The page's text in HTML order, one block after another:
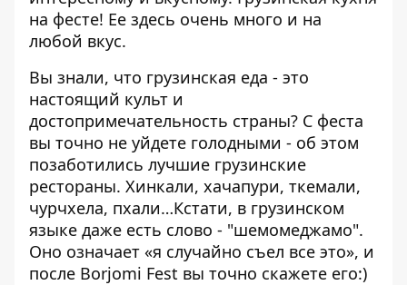
на фесте! Ее здесь очень много и на
любой вкус.
Вы знали, что грузинская еда - это
настоящий культ и
достопримечательность страны? С феста
вы точно не уйдете голодными - об этом
позаботились лучшие грузинские
рестораны. Хинкали, хачапури, ткемали,
чурчхела, пхали…Кстати, в грузинском
языке даже есть слово - "шемомеджамо".
Оно означает «я случайно съел все это», и
после Borjomi Fest вы точно скажете его:)